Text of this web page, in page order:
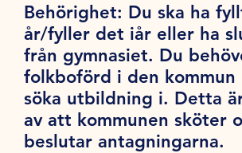
Behörighet: Du ska ha
år/fyller det iår eller ha
från gymnasiet. Du
folkboförd i den kommun
söka utbildning i. Detta
av att kommunen sköter
beslutar antagningarna.